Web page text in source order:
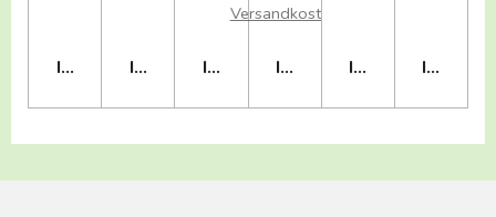
IN DEN WARENKORB
IN DEN WARENKORB
IN DEN WARENKORB
Versandkosten
IN DEN WARENKORB
IN DEN IN DEN